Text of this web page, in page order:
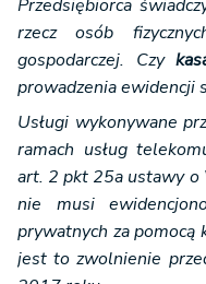
Przedsiębiorca
rzecz osób
gospodarczej. Czy
prowadzenia ewidencji
Usługi wykonywane
ramach usług
art. 2 pkt 25a ustawy o
nie musi
prywatnych za pomocą
jest to zwolnienie